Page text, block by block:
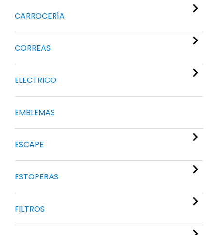
CARROCERÍA
CORREAS
ELECTRICO
EMBLEMAS
ESCAPE
ESTOPERAS
FILTROS